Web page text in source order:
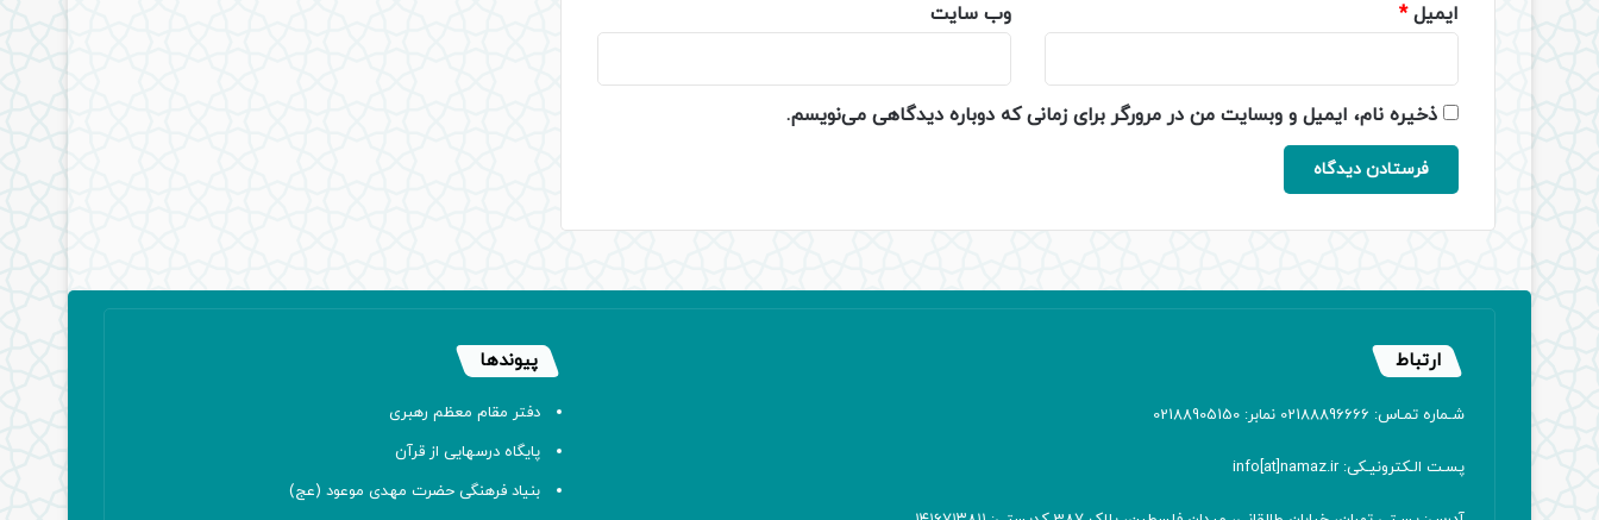
ایمیل* وب‌ سایت
ذخیره نام، ایمیل و وبسایت من در مرورگر برای زمانی که دوباره دیدگاهی می‌نویسم.
ارتباط
شـماره تمـاس: 02188896666 نمابر: 02188905150
پسـت الـکترونیـکی: info[at]namaz.ir
پیوندها
دفتر مقام معظم رهبری
پایگاه درسهایی از قرآن
بنیاد فرهنگی حضرت مهدی موعود (عج)